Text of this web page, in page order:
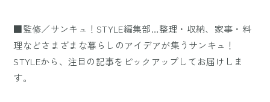
■監修／サンキュ！STYLE編集部…整理・収納、家事・料
理などさまざまな暮らしのアイデアが集うサンキュ！
STYLEから、注目の記事をピックアップしてお届けしま
す。